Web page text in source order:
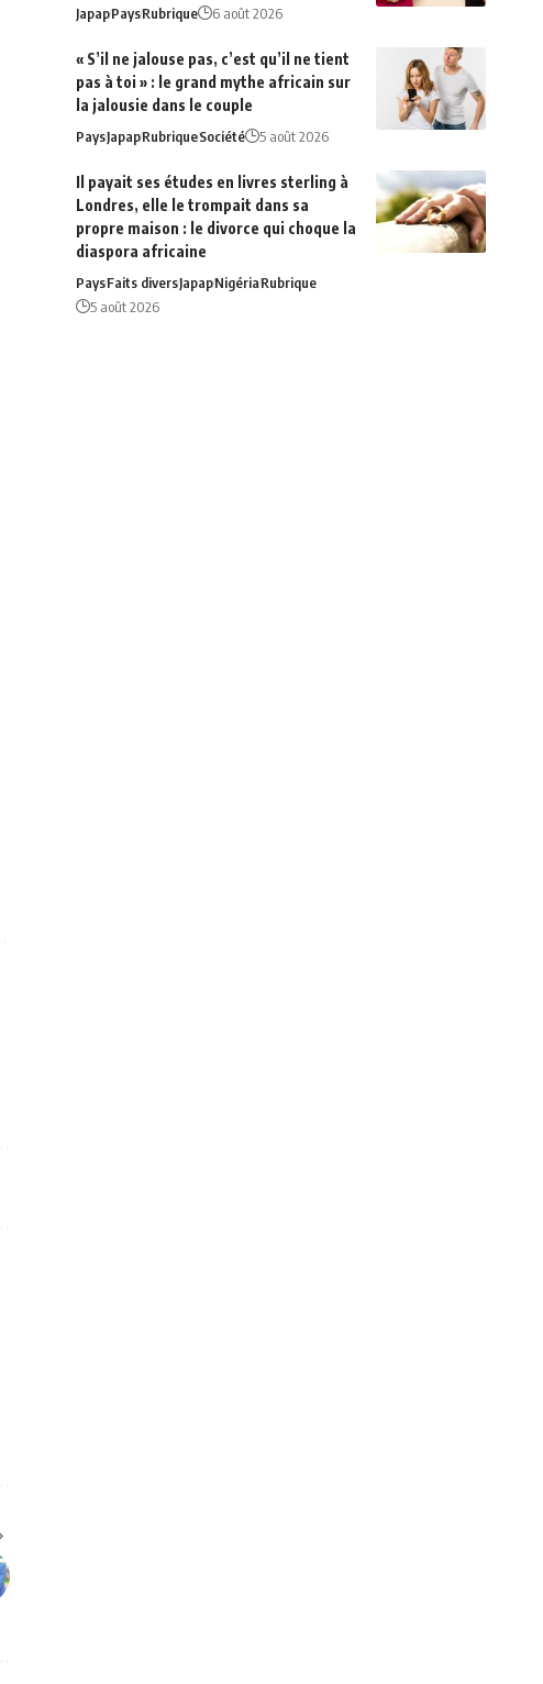
JapapPaysRubrique 6 août 2026
« S’il ne jalouse pas, c’est qu’il ne tient
pas à toi » : le grand mythe africain sur
la jalousie dans le couple
PaysJapapRubriqueSociété 5 août 2026
Il payait ses études en livres sterling à
Londres, elle le trompait dans sa
propre maison : le divorce qui choque la
diaspora africaine
PaysFaits diversJapapNigériaRubrique
5 août 2026